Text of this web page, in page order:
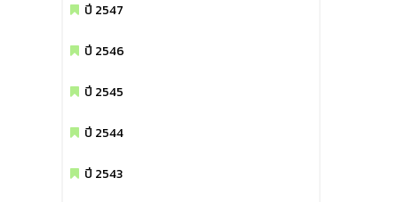
ปี 2547
ปี 2546
ปี 2545
ปี 2544
ปี 2543